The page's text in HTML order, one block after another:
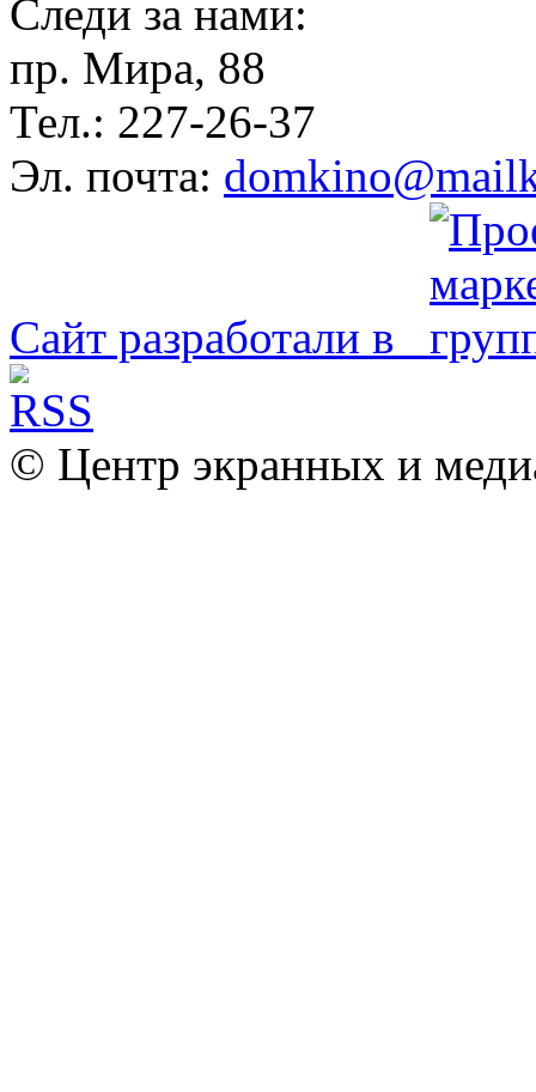
Следи за нами:
пр. Мира, 88
Тел.: 227-26-37
Эл. почта:
Сайт разработали в
© Центр экранных и